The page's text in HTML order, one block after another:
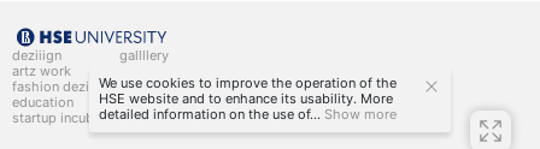
deziiign
artz work
fashion deziiign
education
startup incubator
gallllery
kiiids.art
We use cookies to improve the operation of the
HSE website and to enhance its usability. More
detailed information on the use of... Show more